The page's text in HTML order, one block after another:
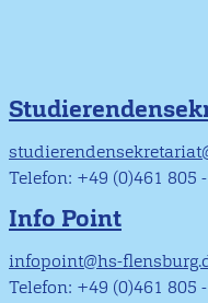
Telefon: +49 (0)461 805
Info Point
infopoint@hs-
Telefon: +49 (0)461 805